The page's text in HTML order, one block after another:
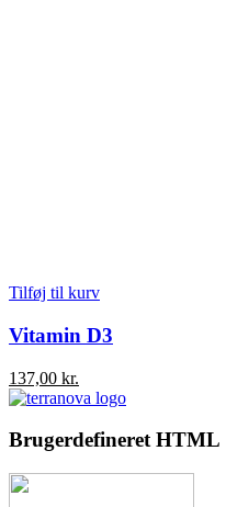
Tilføj til kurv
Vitamin D3
137,00 kr.
Brugerdefineret HTML